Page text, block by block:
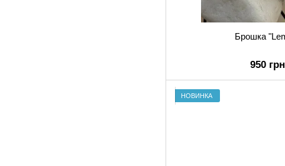
Брошка
950 грн
НОВИНКА